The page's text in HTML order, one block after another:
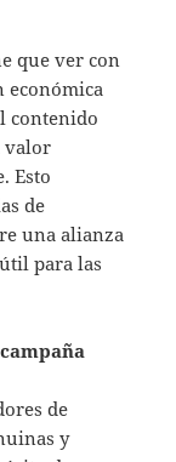
que ver con
económica
contenido
valor
Esto
de
una alianza
para las
de
y